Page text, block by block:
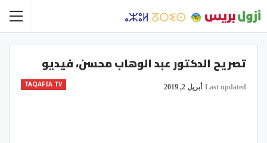
تصريح الدكتور عبد الوهاب محسن، فيديو
TAQAFIA TV Last updated أبريل 2, 2019